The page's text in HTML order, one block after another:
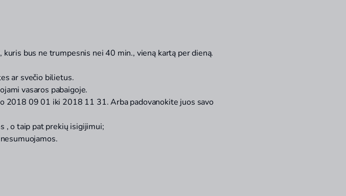
kuris bus ne trumpesnis nei 40 min., vieną kartą per dieną.
ar svečio bilietus.
vasaros pabaigoje.
2018 09 01 iki 2018 11 31.Arba padovanokite juos savo
, o taip pat prekių isigijimui;